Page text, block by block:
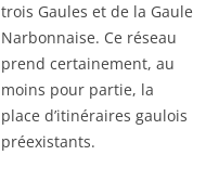
trois Gaules et de la Gaule
Narbonnaise. Ce réseau
prend certainement, au
moins pour partie, la
place d’itinéraires gaulois
préexistants.